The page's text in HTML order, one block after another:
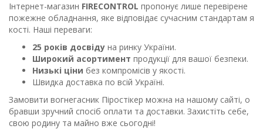
Інтернет-магазин FIRECONTROL пропонує лише перевірене
пожежне обладнання, яке відповідає сучасним стандартам я
кості. Наші переваги:
25 років досвіду на ринку України.
Широкий асортимент продукції для вашої безпеки.
Низькі ціни без компромісів у якості.
Швидка доставка по всій Україні.
Замовити вогнегасник Піростікер можна на нашому сайті, о
бравши зручний спосіб оплати та доставки. Захистіть себе,
свою родину та майно вже сьогодні!